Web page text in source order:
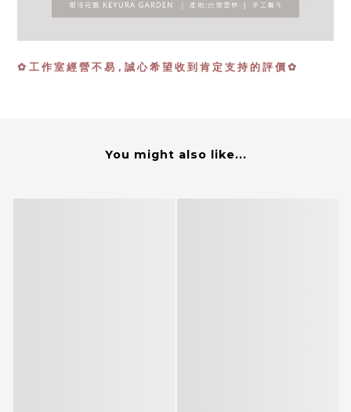
✿ 工 作 室 經 營 不 易，誠 心 希 望 收 到 肯 定 支 持 的 評 價✿
You might also like...